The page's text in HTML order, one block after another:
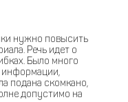
нужно повысить
Речь идет о
Было много
подана скомкано,
допустимо на